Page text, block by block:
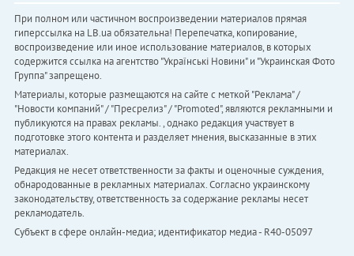
При полном или частичном воспроизведении материалов прямая
гиперссылка на LB.ua обязательна! Перепечатка, копирование,
воспроизведение или иное использование материалов, в которых
содержится ссылка на агентство "Українськi Новини" и "Украинская Фото
Группа" запрещено.
Материалы, которые размещаются на сайте с меткой "Реклама" /
"Новости компаний" / "Пресрелиз" / "Promoted", являются рекламными и
публикуются на правах рекламы. , однако редакция участвует в
подготовке этого контента и разделяет мнения, высказанные в этих
материалах.
Редакция не несет ответственности за факты и оценочные суждения,
обнародованные в рекламных материалах. Согласно украинскому
законодательству, ответственность за содержание рекламы несет
рекламодатель.
Субъект в сфере онлайн-медиа; идентификатор медиа - R40-05097